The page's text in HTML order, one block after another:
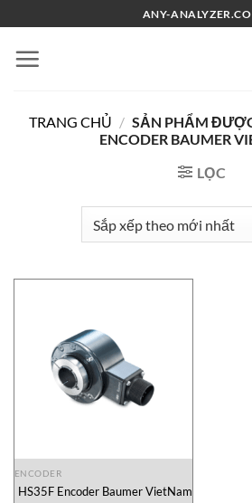
đến
nội
ANY-
TRANG CHỦ / SẢN PHẨM
ENCODER BAUMER
LỌC
ENCODER
HS35F Encoder Baumer VietNam